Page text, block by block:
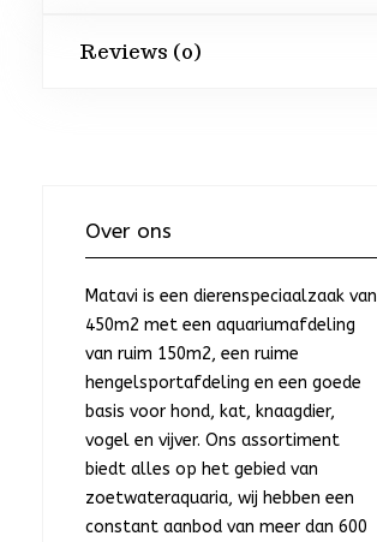
Reviews (0)
Over ons
Matavi is een dierenspeciaalzaak van
450m2 met een aquariumafdeling
van ruim 150m2, een ruime
hengelsportafdeling en een goede
basis voor hond, kat, knaagdier,
vogel en vijver. Ons assortiment
biedt alles op het gebied van
zoetwateraquaria, wij hebben een
constant aanbod van meer dan 600